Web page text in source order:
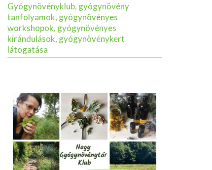
Gyógynövényklub, gyógynövény
tanfolyamok, gyógynövényes
workshopok, gyógynövényes
kirándulások, gyógynövénykert
látogatása